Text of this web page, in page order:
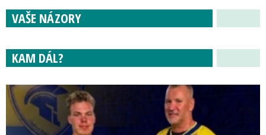
VAŠE NÁZORY
KAM DÁL?